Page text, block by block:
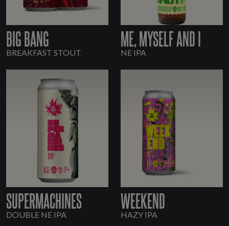
BIG BANG
BREAKFAST STOUT
ME, MYSELF AND I
NE IPA
SUPERMACHINES
DOUBLE NE IPA
WEEKEND
HAZY IPA